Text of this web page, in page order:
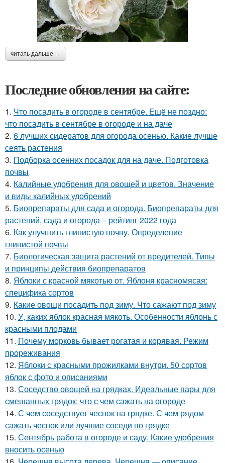
читать дальше →
Последние обновления на сайте:
1. Что посадить в огороде в сентябре. Ещё не поздно:
что посадить в сентябре в огороде и на даче
2. 6 лучших сидератов для огорода осенью. Какие лучше
сеять растения
3. Подборка осенних посадок для на даче. Подготовка
почвы
4. Калийные удобрения для овощей и цветов. Значение
и виды калийных удобрений
5. Биопрепараты для сада и огорода. Биопрепараты для
растений, сада и огорода – рейтинг 2022 года
6. Как улучшить глинистую почву. Определение
глинистой почвы
7. Биологическая защита растений от вредителей. Типы
и принципы действия биопрепаратов
8. Яблоки с красной мякотью от. Яблоня красномясая:
специфика сортов
9. Какие овощи посадить под зиму. Что сажают под зиму
10. У, каких яблок красная мякоть. Особенности яблонь с
красными плодами
11. Почему морковь бывает рогатая и корявая. Режим
прореживания
12. Яблоки с красными прожилками внутри. 50 сортов
яблок с фото и описаниями
13. Соседство овощей на грядках. Идеальные пары для
смешанных грядок: что с чем сажать на огороде
14. С чем соседствует чеснок на грядке. С чем рядом
сажать чеснок или лучшие соседи по грядке
15. Сентябрь работа в огороде и саду. Какие удобрения
вносить осенью